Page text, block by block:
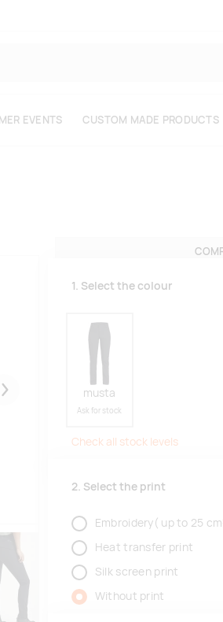
EVENTS CUSTOM MADE PRODUCTS
Järgmised
1. Select the colour
musta
Ask for stock
Check all stock levels
2. Select the print
Embroidery( up to 25
Heat transfer print
Silk screen print
Without print